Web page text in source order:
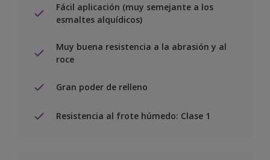
Fácil aplicación (muy semejante a los
esmaltes alquídicos)
Muy buena resistencia a la abrasión y al
roce
Gran poder de relleno
Resistencia al frote húmedo: Clase 1